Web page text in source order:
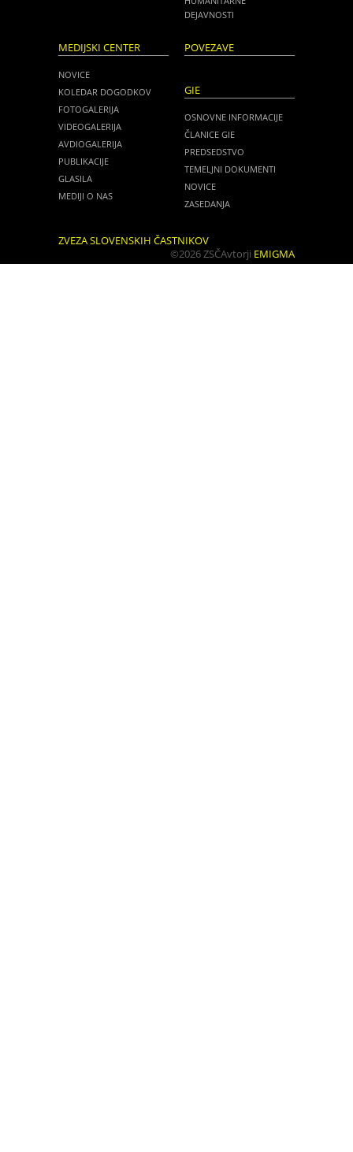
DEJAVNOSTI
MEDIJSKI CENTER
NOVICE
KOLEDAR DOGODKOV
FOTOGALERIJA
VIDEOGALERIJA
AVDIOGALERIJA
PUBLIKACIJE
GLASILA
MEDIJI O NAS
POVEZAVE
GIE
OSNOVNE INFORMACIJE
ČLANICE GIE
PREDSEDSTVO
TEMELJNI DOKUMENTI
NOVICE
ZASEDANJA
ZVEZA SLOVENSKIH ČASTNIKOV
©2026 ZSČAvtorji EMIGMA